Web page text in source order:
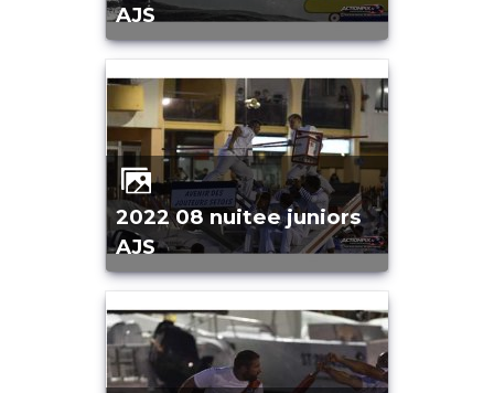
AJS
2022 08 nuitee juniors
AJS